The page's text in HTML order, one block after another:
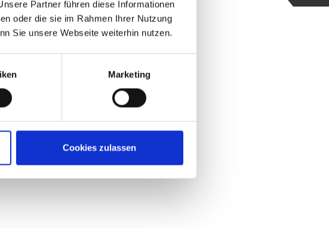
Partner führen diese Informationen
oder die sie im Rahmen Ihrer Nutzung
Sie unsere Webseite weiterhin nutzen.
Marketing
Cookies zulassen